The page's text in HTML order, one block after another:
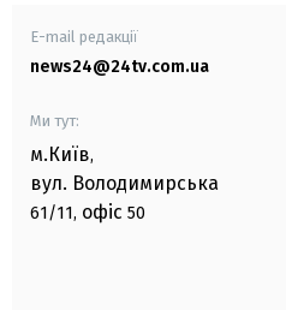
E-mail редакції
news24@24tv.com.ua
Ми тут:
м.Київ,
вул. Володимирська
61/11, офіс 50